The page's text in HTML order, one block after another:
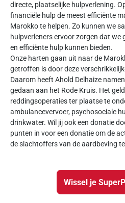
directe, plaatselijke hulpverlening.
financiële hulp de meest efficiënte
Marokko te helpen. Zo kunnen we
hulpverleners ervoor zorgen dat we
en efficiënte hulp kunnen bieden.
Onze harten gaan uit naar de
getroffen is door deze
Daarom heeft Ahold Delhaize
gedaan aan het Rode Kruis. Het
reddingsoperaties ter plaatse te
ambulancevervoer, psychosociale
drinkwater. Wil jij ook een donatie
punten in voor een donatie om de
de slachtoffers van de aardbeving
Wissel je